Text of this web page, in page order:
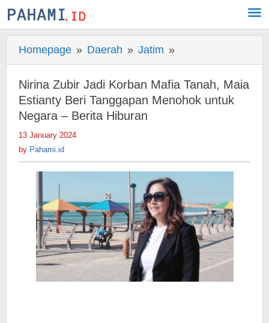
Skip
to
Homepage » Daerah » Jatim »
Zubir
Jadi
Korban
Estianty
Tanggapan
Menohok
untuk
Negara
Berita
Nirina Zubir Jadi Korban Mafia Tanah, Maia
Estianty Beri Tanggapan Menohok untuk
Negara – Berita Hiburan
13 January 2024
by Pahami.id